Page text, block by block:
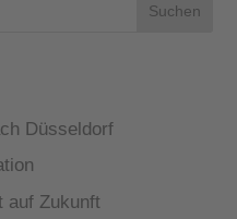
Suchen
Düsseldorf
auf Zukunft